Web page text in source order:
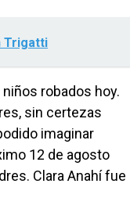
Trigatti
robados hoy.
sin certezas
imaginar
12 de agosto
Clara Anahí fue